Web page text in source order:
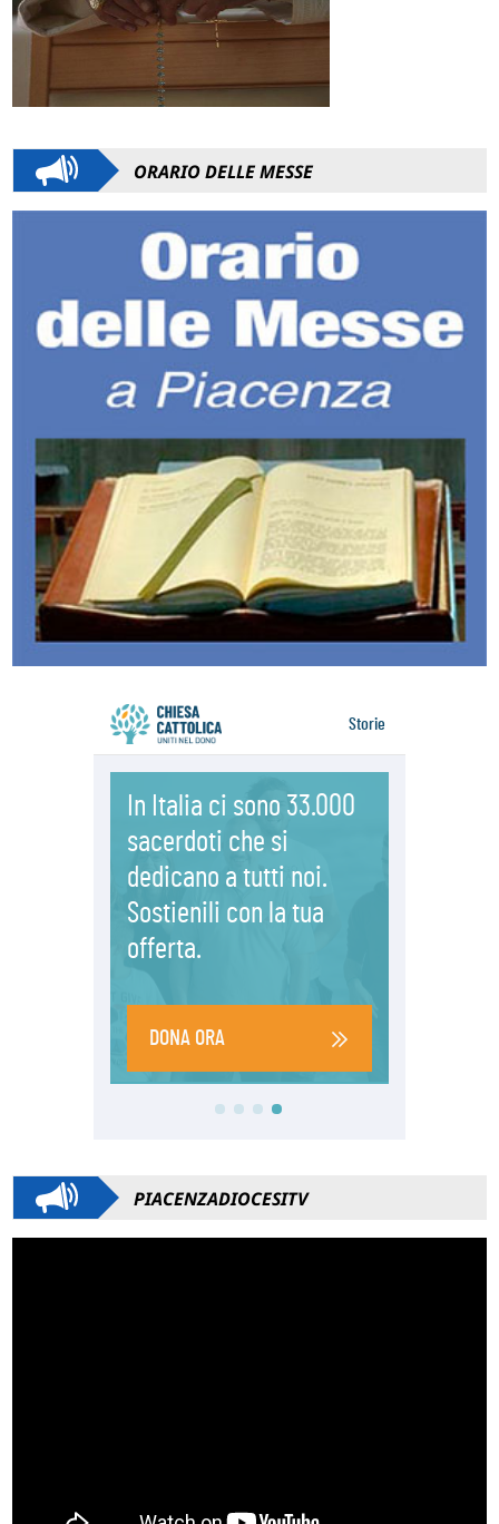
ORARIO DELLE MESSE
PIACENZADIOCESITV